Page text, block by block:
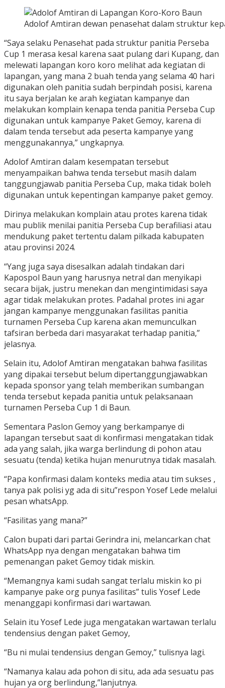
Adolof Amtiran dewan penasehat dalam struktur
“Saya selaku Penasehat pada struktur panitia Perseba
Cup 1 merasa kesal karena saat pulang dari Kupang, dan
melewati lapangan koro koro melihat ada kegiatan di
lapangan, yang mana 2 buah tenda yang selama 40 hari
digunakan oleh panitia sudah berpindah posisi, karena
itu saya berjalan ke arah kegiatan kampanye dan
melakukan komplain kenapa tenda panitia Perseba Cup
digunakan untuk kampanye Paket Gemoy, karena di
dalam tenda tersebut ada peserta kampanye yang
menggunakannya,” ungkapnya.
Adolof Amtiran dalam kesempatan tersebut
menyampaikan bahwa tenda tersebut masih dalam
tanggungjawab panitia Perseba Cup, maka tidak boleh
digunakan untuk kepentingan kampanye paket gemoy.
Dirinya melakukan komplain atau protes karena tidak
mau publik menilai panitia Perseba Cup berafiliasi atau
mendukung paket tertentu dalam pilkada kabupaten
atau provinsi 2024.
“Yang juga saya disesalkan adalah tindakan dari
Kapospol Baun yang harusnya netral dan menyikapi
secara bijak, justru menekan dan mengintimidasi saya
agar tidak melakukan protes. Padahal protes ini agar
jangan kampanye menggunakan fasilitas panitia
turnamen Perseba Cup karena akan memunculkan
tafsiran berbeda dari masyarakat terhadap panitia,”
jelasnya.
Selain itu, Adolof Amtiran mengatakan bahwa fasilitas
yang dipakai tersebut belum dipertanggungjawabkan
kepada sponsor yang telah memberikan sumbangan
tenda tersebut kepada panitia untuk pelaksanaan
turnamen Perseba Cup 1 di Baun.
Sementara Paslon Gemoy yang berkampanye di
lapangan tersebut saat di konfirmasi mengatakan tidak
ada yang salah, jika warga berlindung di pohon atau
sesuatu (tenda) ketika hujan menurutnya tidak masalah.
“Papa konfirmasi dalam konteks media atau tim sukses ,
tanya pak polisi yg ada di situ”respon Yosef Lede melalui
pesan whatsApp.
“Fasilitas yang mana?”
Calon bupati dari partai Gerindra ini, melancarkan chat
WhatsApp nya dengan mengatakan bahwa tim
pemenangan paket Gemoy tidak miskin.
“Memangnya kami sudah sangat terlalu miskin ko pi
kampanye pake org punya fasilitas” tulis Yosef Lede
menanggapi konfirmasi dari wartawan.
Selain itu Yosef Lede juga mengatakan wartawan terlalu
tendensius dengan paket Gemoy,
“Bu ni mulai tendensius dengan Gemoy,” tulisnya lagi.
“Namanya kalau ada pohon di situ, ada ada sesuatu pas
hujan ya org berlindung,”lanjutnya.